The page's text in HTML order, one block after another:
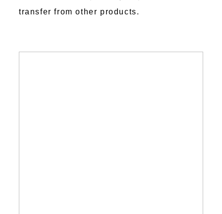
transfer from other products.